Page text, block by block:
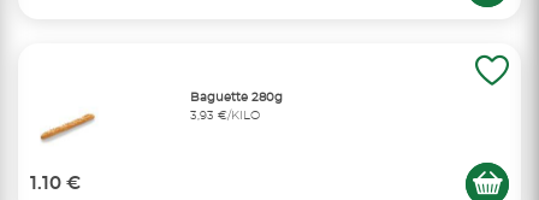
Baguette 280g
3,93 €/KILO
1.10 €